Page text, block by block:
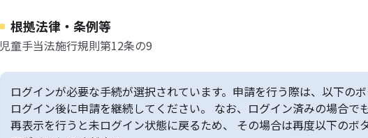
根拠法律・条例等
児童手当法施行規則第12条の9
ログインが必要な手続が選択されています。申請を行う際は、以下の
ログイン後に申請を継続してください。 なお、ログイン済みの場合で
再表示を行うと未ログイン状態に戻るため、 その場合は再度以下のボ